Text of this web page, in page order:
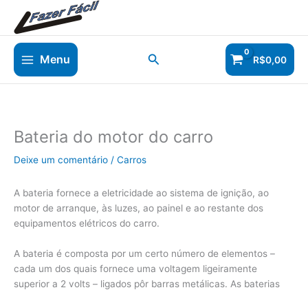
para
o
conteúdo Menu Pesquisar R$0,00
Bateria do motor do carro
Deixe um comentário / Carros
A bateria fornece a eletricidade ao sistema de ignição, ao
motor de arranque, às luzes, ao painel e ao restante dos
equipamentos elétricos do carro.
A bateria é composta por um certo número de elementos –
cada um dos quais fornece uma voltagem ligeiramente
superior a 2 volts – ligados pôr barras metálicas. As baterias